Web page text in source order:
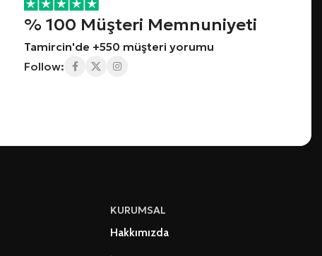
% 100 Müşteri Memnuniyeti
Tamircin'de +550 müşteri yorumu
Follow:
KURUMSAL
Hakkımızda